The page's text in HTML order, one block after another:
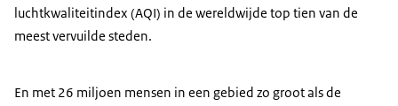
luchtkwaliteitindex (AQI) in de wereldwijde top tien van de
meest vervuilde steden.
En met 26 miljoen mensen in een gebied zo groot als de